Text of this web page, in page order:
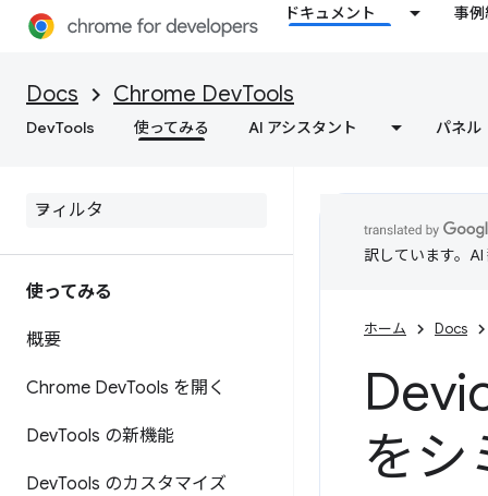
ドキュメント 事
Docs Chrome DevTools
DevTools 使ってみる AI アシスタント パネル
使ってみる
概要
Chrome DevTools を開く
DevTools の新機能
DevTools のカスタマイズ
訳しています。
ホーム Docs
をシ